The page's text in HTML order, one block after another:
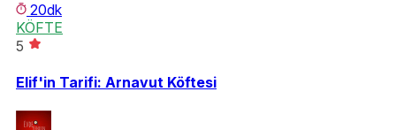
20dk
KÖFTE
5
Elif'in Tarifi: Arnavut Köftesi